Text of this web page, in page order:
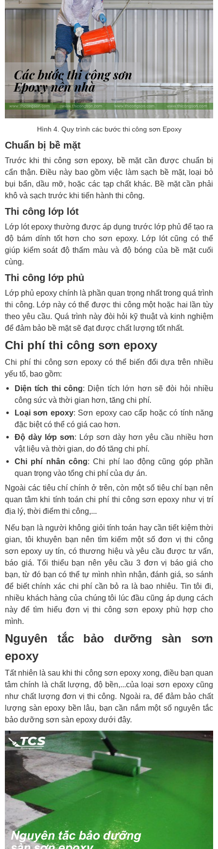
Hình 4. Quy trình các bước thi công sơn Epoxy
Chuẩn bị bề mặt
Trước khi thi công sơn epoxy, bề mặt cần được chuẩn bị
cẩn thận. Điều này bao gồm việc làm sạch bề mặt, loại bỏ
bụi bẩn, dầu mỡ, hoặc các tạp chất khác. Bề mặt cần phải
khô và sạch trước khi tiến hành thi công.
Thi công lớp lót
Lớp lót epoxy thường được áp dụng trước lớp phủ để tạo ra
độ bám dính tốt hơn cho sơn epoxy. Lớp lót cũng có thể
giúp kiểm soát độ thấm màu và độ bóng của bề mặt cuối
cùng.
Thi công lớp phủ
Lớp phủ epoxy chính là phần quan trọng nhất trong quá trình
thi công. Lớp này có thể được thi công một hoặc hai lần tùy
theo yêu cầu. Quá trình này đòi hỏi kỹ thuật và kinh nghiệm
để đảm bảo bề mặt sẽ đạt được chất lượng tốt nhất.
Chi phí thi công sơn epoxy
Chi phí thi công sơn epoxy có thể biến đổi dựa trên nhiều
yếu tố, bao gồm:
Diện tích thi công: Diện tích lớn hơn sẽ đòi hỏi nhiều
công sức và thời gian hơn, tăng chi phí.
Loại sơn epoxy: Sơn epoxy cao cấp hoặc có tính năng
đặc biệt có thể có giá cao hơn.
Độ dày lớp sơn: Lớp sơn dày hơn yêu cầu nhiều hơn
vật liệu và thời gian, do đó tăng chi phí.
Chi phí nhân công: Chi phí lao động cũng góp phần
quan trọng vào tổng chi phí của dự án.
Ngoài các tiêu chí chính ở trên, còn một số tiêu chí bạn nên
quan tâm khi tính toán chi phí thi công sơn epoxy như vị trí
địa lý, thời điểm thi công,...
Nếu bạn là người không giỏi tính toán hay cần tiết kiệm thời
gian, tôi khuyên bạn nên tìm kiếm một số đơn vị thi công
sơn epoxy uy tín, có thương hiệu và yêu cầu được tư vấn,
báo giá. Tối thiểu bạn nên yêu cầu 3 đơn vị báo giá cho
bạn, từ đó bạn có thể tự mình nhìn nhận, đánh giá, so sánh
để biết chính xác chi phí cần bỏ ra là bao nhiêu. Tin tôi đi,
nhiều khách hàng của chúng tôi lúc đầu cũng áp dụng cách
này để tìm hiểu đơn vị thi công sơn epoxy phù hợp cho
mình.
Nguyên tắc bảo dưỡng sàn sơn
epoxy
Tất nhiên là sau khi thi công sơn epoxy xong, điều bạn quan
tâm chính là chất lượng, độ bền,...của loại sơn epoxy cũng
như chất lượng đơn vị thi công. Ngoài ra, để đảm bảo chất
lượng sàn epoxy bền lâu, bạn cần nắm một số nguyên tắc
bảo dưỡng sơn sàn epoxy dưới đây.